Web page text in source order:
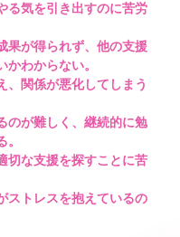
る気を引き出すのに苦労
果が得られず、他の支援
わからない。
、関係が悪化してしまう
のが難しく、継続的に勉
切な支援を探すことに苦
ストレスを抱えているの